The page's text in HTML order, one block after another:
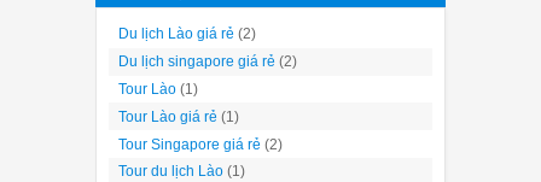
Du lịch Lào giá rẻ (2)
Du lịch singapore giá rẻ (2)
Tour Lào (1)
Tour Lào giá rẻ (1)
Tour Singapore giá rẻ (2)
Tour du lịch Lào (1)